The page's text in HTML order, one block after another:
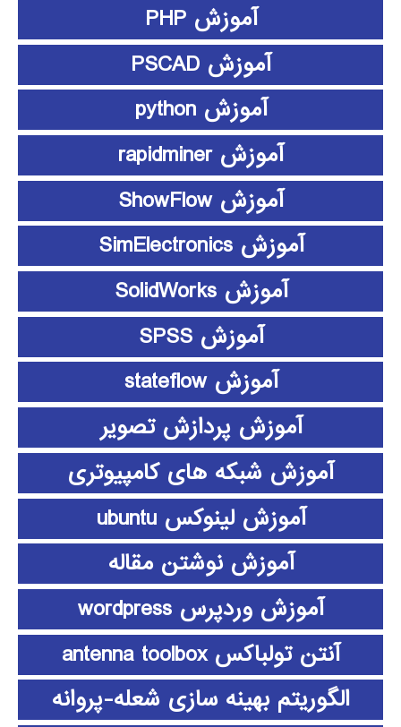
آموزش PHP
آموزش PSCAD
آموزش python
آموزش rapidminer
آموزش ShowFlow
آموزش SimElectronics
آموزش SolidWorks
آموزش SPSS
آموزش stateflow
آموزش پردازش تصویر
آموزش شبکه های کامپیوتری
آموزش لینوکس ubuntu
آموزش نوشتن مقاله
آموزش وردپرس wordpress
آنتن تولباکس antenna toolbox
الگوریتم بهینه سازی شعله-پروانه